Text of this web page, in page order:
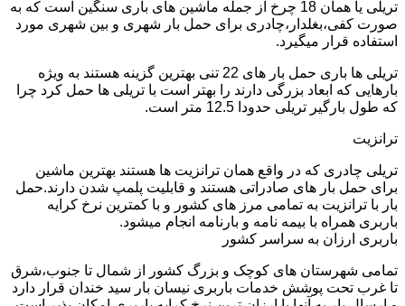
تریلی یا همان 18 چرخ از جمله ماشین های باری سنگین است که به
صورت کفی،بغلدار،چادری برای حمل بار شهری و بین شهری مورد
استفاده قرار میگیرد.
تریلی ها باری حمل بار های 22 تنی بهترین گزینه هستند به ویژه
بارهایی که ابعاد بزرگی دارند را بهتر است با تریلی ها حمل کرد چرا
که طول بارگیر تریلی حدودا 12.5 متر است.
ترانزیت
تریلی چادری که در واقع همان ترانزیت ها هستند بهترین ماشین
برای حمل بار های صادراتی هستند و قابلیت پلمپ شدن دارند.حمل
بار با ترانزیت به تمامی مرز های کشور و با کمترین نرخ کرایه
باربری همراه با بیمه نامه و بارنامه انجام میشود.
باربری ارزان به سراسر کشور
تمامی شهرستان های کوچک و بزرگ کشور از شمال تا جنوب،شرق
تا غرب تحت پوشش خدمات باربری نیسان بار سید خندان قرار دارد